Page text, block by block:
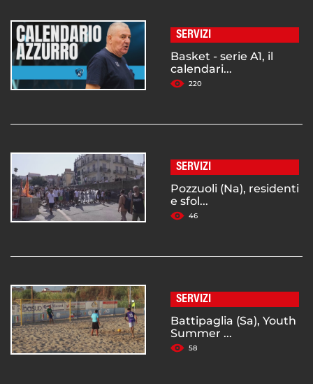
SERVIZI
Basket - serie A1, il
calendari...
220
SERVIZI
Pozzuoli (Na), residenti
e sfol...
46
SERVIZI
Battipaglia (Sa), Youth
Summer ...
58